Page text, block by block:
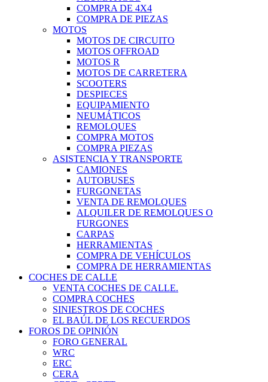
COMPRA DE 4X4
COMPRA DE PIEZAS
MOTOS
MOTOS DE CIRCUITO
MOTOS OFFROAD
MOTOS R
MOTOS DE CARRETERA
SCOOTERS
DESPIECES
EQUIPAMIENTO
NEUMÁTICOS
REMOLQUES
COMPRA MOTOS
COMPRA PIEZAS
ASISTENCIA Y TRANSPORTE
CAMIONES
AUTOBUSES
FURGONETAS
VENTA DE REMOLQUES
ALQUILER DE REMOLQUES O
FURGONES
CARPAS
HERRAMIENTAS
COMPRA DE VEHÍCULOS
COMPRA DE HERRAMIENTAS
COCHES DE CALLE
VENTA COCHES DE CALLE.
COMPRA COCHES
SINIESTROS DE COCHES
EL BAÚL DE LOS RECUERDOS
FOROS DE OPINIÓN
FORO GENERAL
WRC
ERC
CERA